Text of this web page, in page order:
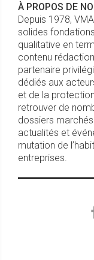
À PROPOS DE
Depuis 1978,
solides
qualitative en
contenu
partenaire
dédiés aux
et de la
retrouver de
dossiers
actualités et
mutation de
entreprises.